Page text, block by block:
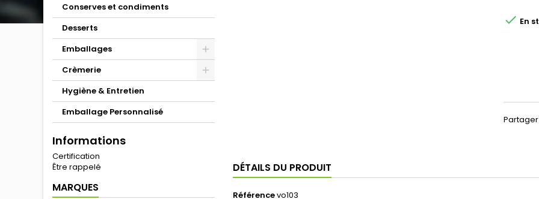
Conserves et condiments
Desserts
Emballages
Crèmerie
Hygiène & Entretien
Emballage Personnalisé
Informations
Certification
Être rappelé
MARQUES
 En
Partager
DÉTAILS DU PRODUIT
Référencevo103